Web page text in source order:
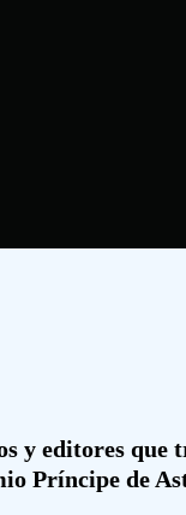
y editores que
Príncipe de